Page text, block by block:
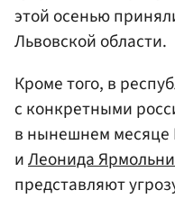
этой осенью
Львовской области.
Кроме того, в
с конкретными
в нынешнем месяце
иЛеонида
представляют